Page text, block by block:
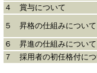
４ 賞与について
５ 昇格の仕組みについて
６ 昇進の仕組みについて
７ 採用者の初任格付につ